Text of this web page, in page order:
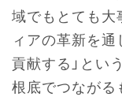
域でもとても大
ィアの革新を通
貢献する」とい
根底でつながる